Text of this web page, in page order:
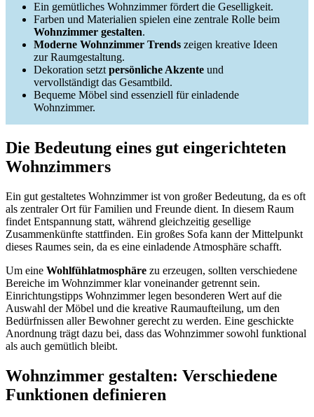
Ein gemütliches Wohnzimmer fördert die Geselligkeit.
Farben und Materialien spielen eine zentrale Rolle beim
Wohnzimmer gestalten.
Moderne Wohnzimmer Trends zeigen kreative Ideen
zur Raumgestaltung.
Dekoration setzt persönliche Akzente und
vervollständigt das Gesamtbild.
Bequeme Möbel sind essenziell für einladende
Wohnzimmer.
Die Bedeutung eines gut eingerichteten
Wohnzimmers
Ein gut gestaltetes Wohnzimmer ist von großer Bedeutung, da es oft
als zentraler Ort für Familien und Freunde dient. In diesem Raum
findet Entspannung statt, während gleichzeitig gesellige
Zusammenkünfte stattfinden. Ein großes Sofa kann der Mittelpunkt
dieses Raumes sein, da es eine einladende Atmosphäre schafft.
Um eine Wohlfühlatmosphäre zu erzeugen, sollten verschiedene
Bereiche im Wohnzimmer klar voneinander getrennt sein.
Einrichtungstipps Wohnzimmer legen besonderen Wert auf die
Auswahl der Möbel und die kreative Raumaufteilung, um den
Bedürfnissen aller Bewohner gerecht zu werden. Eine geschickte
Anordnung trägt dazu bei, dass das Wohnzimmer sowohl funktional
als auch gemütlich bleibt.
Wohnzimmer gestalten: Verschiedene
Funktionen definieren